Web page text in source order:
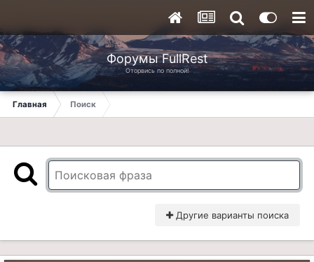
Форумы FullRest
Оторвись по полной!
Главная Поиск
Другие варианты поиска